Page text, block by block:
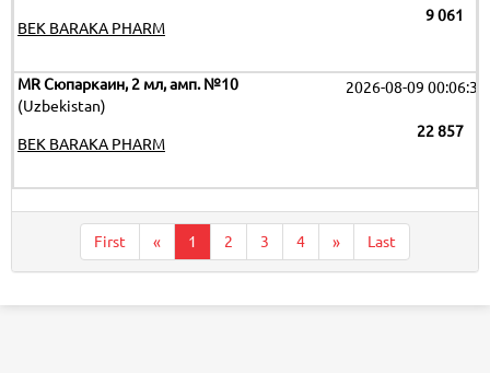
9 061
BEK BARAKA PHARM
MR Сюпаркаин, 2 мл, амп. №10
(Uzbekistan)
2026-08-09 00:06:32
22 857
BEK BARAKA PHARM
First « 1 2 3 4 » Last